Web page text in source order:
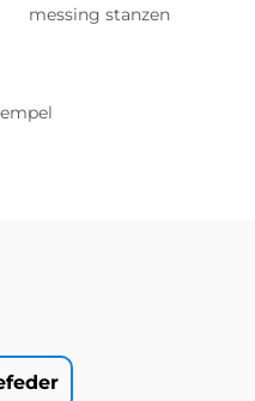
messing stanzen